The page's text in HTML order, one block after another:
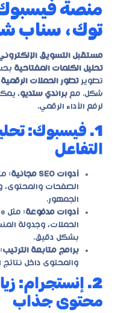
منصة
توك، سناب
مستقبل التسويق
تحليل الكلمات المفتاحية
تطوير تطور الحملات الرقمية
شكل. مع براندي ستديو،
لرفع الأداء الرقمي.
1. فيسبوك:
التفاعل
أدوات SEO مجانية
الجمهور.
أدوات مدفوعة
الحملات، وجدولة
بشكل دقيق.
برامج متابعة الترتيب
والمحتوى داخل
2. إنستجرام:
محتوى جذاب